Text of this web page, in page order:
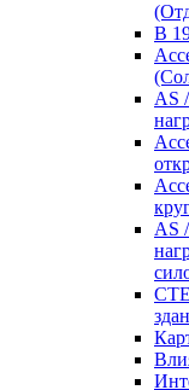
В
AS
AS